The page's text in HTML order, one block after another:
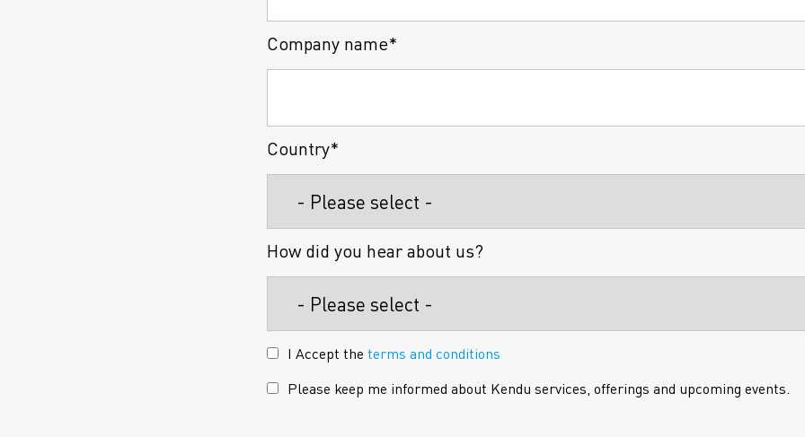
Company name*
Country*
How did you hear about us?
I Accept the terms and conditions
Please keep me informed about Kendu services, offerings and upcoming events.